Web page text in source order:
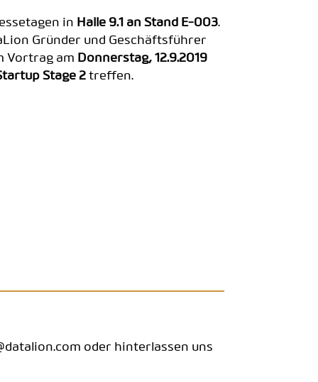
in Halle 9.1 an Stand E-003.
Gründer und Geschäftsführer
Vortrag am Donnerstag, 12.9.2019
Stage 2 treffen.
oder hinterlassen uns